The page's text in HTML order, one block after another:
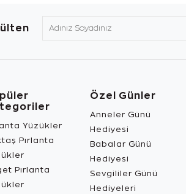
Yüzükler
Pırlanta
Pırlanta
Özel Günler
Anneler Günü
Hediyesi
Babalar Günü
Hediyesi
Sevgililer Günü
Hediyeleri